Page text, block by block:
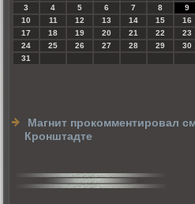
3
4 5 6 7 8
9
10
11 12 13 14 15
16
17
18 19 20 21 22
23
24
25 26 27 28 29
30
31
Магнит прокомментировал
Кронштадте